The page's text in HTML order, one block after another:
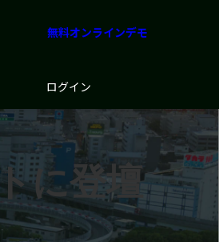
無料オンラインデモ
ログイン
に登壇